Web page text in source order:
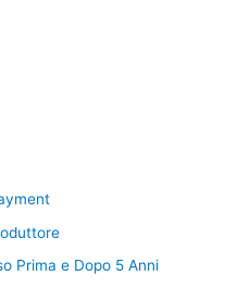
Prima e Dopo 5 Anni